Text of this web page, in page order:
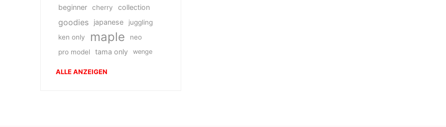
beginner cherry collection
goodies japanese
juggling
ken only
maple
neo
pro model
tama only wenge
ALLE ANZEIGEN